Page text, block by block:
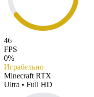
46
FPS
0%
Играбельно
Minecraft RTX
Ultra • Full HD